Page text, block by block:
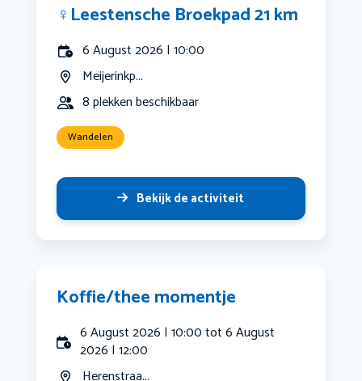
‍♀️Leestensche Broekpad 21 km
6 August 2026 | 10:00
Meijerinkp...
8 plekken beschikbaar
Wandelen
Bekijk de activiteit
Koffie/thee momentje
6 August 2026 | 10:00 tot 6 August
2026 | 12:00